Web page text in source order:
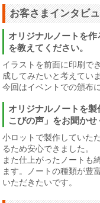
お客さまインタビ
オリジナルノートを
を教えてください。
イラストを前面に印刷で
成してみたいと考えてい
今回はイベントでの頒布
オリジナルノートを
こびの声」をお聞かせ
小ロットで製作していた
るため安心できました。
また仕上がったノートも
ます。ノートの種類が豊
いただきたいです。